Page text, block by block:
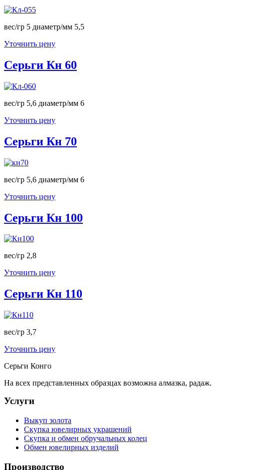
вес/гр 5 диаметр/мм 5,5
Уточнить цену
Серьги Кн 60
вес/гр 5,6 диаметр/мм 6
Уточнить цену
Серьги Кн 70
вес/гр 5,6 диаметр/мм 6
Уточнить цену
Серьги Кн 100
вес/гр 2,8
Уточнить цену
Серьги Кн 110
вес/гр 3,7
Уточнить цену
Серьги Конго
На всех представленных образцах возможна алмазка, радаж.
Услуги
Выкуп золота
Скупка ювелирных украшений
Скупка и обмен обручальных колец
Обмен ювелирных изделий
Производство